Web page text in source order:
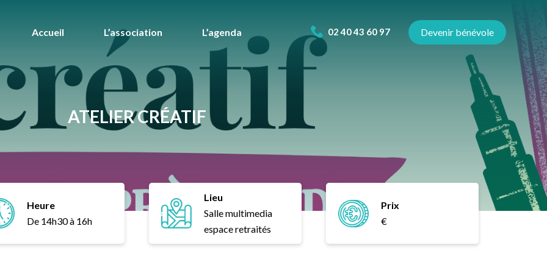
Accueil L’association L’agenda 02 40 43 60 97 Devenir bénévole
ATELIER CRÉATIF
Heure
De 14h30 à 16h
Lieu
Salle multimedia
espace retraités
Prix
€